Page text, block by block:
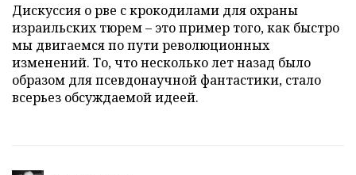
Дискуссия о рве с крокодилами для охраны
израильских тюрем – это пример того, как быстро
мы двигаемся по пути революционных
изменений. То, что несколько лет назад было
образом для псевдонаучной фантастики, стало
всерьез обсуждаемой идеей.